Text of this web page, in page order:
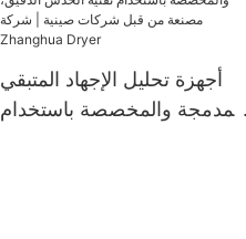
أجهزة تحليل الإجهاد المتبقي
المدمجة والمخصصة باستخدام